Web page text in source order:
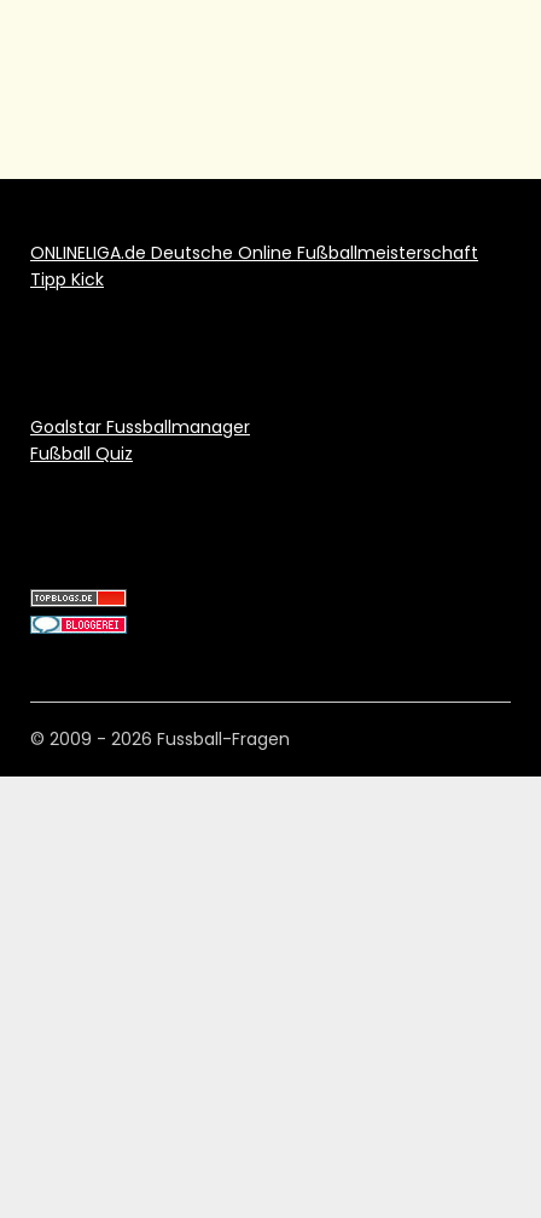
ONLINELIGA.de Deutsche Online Fußballmeisterschaft
Tipp Kick
Goalstar Fussballmanager
Fußball Quiz
© 2009 - 2026 Fussball-Fragen